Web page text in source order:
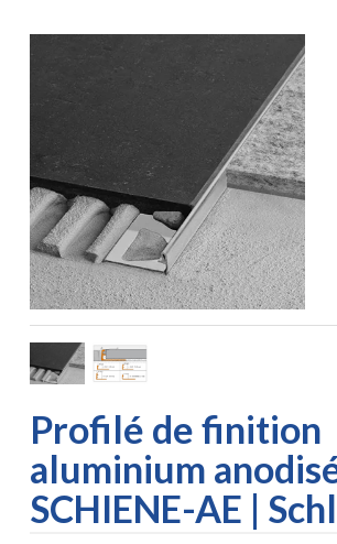
Profilé de finition
aluminium
SCHIENE-AE |